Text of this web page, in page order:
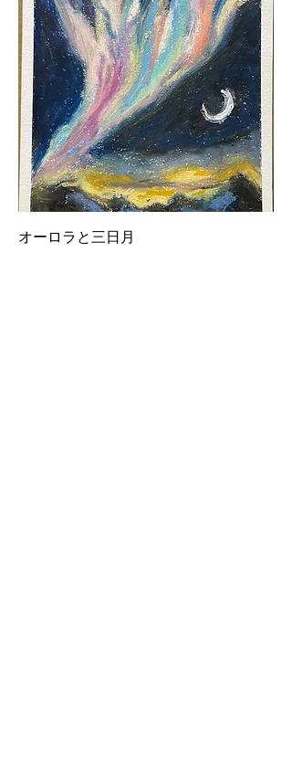
オーロラと三日月